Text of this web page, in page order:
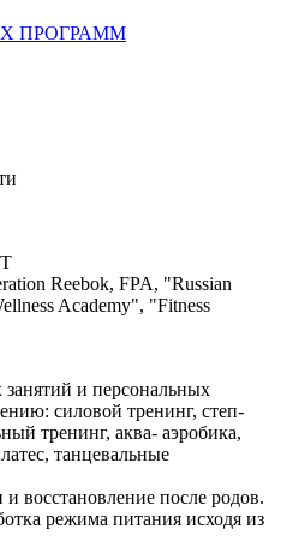
ПРОГРАММ
Reebok, FPA, "Russian
Academy", "Fitness
и персональных
силовой тренинг, степ-
тренинг, аква- аэробика,
танцевальные
восстановление после родов.
режима питания исходя из